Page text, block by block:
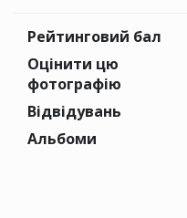
Рейтинговий бал
Оцінити цю
фотографію
Відвідувань
Альбоми